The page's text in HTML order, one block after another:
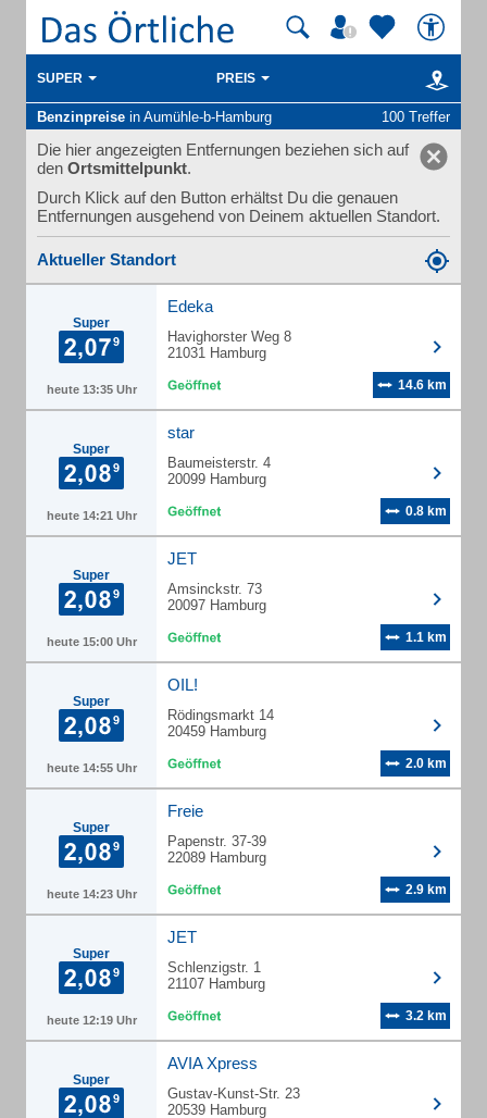
SUPER PREIS
Benzinpreise in Aumühle-b-Hamburg 100 Treffer
Die hier angezeigten Entfernungen beziehen sich auf
den Ortsmittelpunkt.
Durch Klick auf den Button erhältst Du die genauen
Entfernungen ausgehend von Deinem aktuellen Standort.
Aktueller Standort
Super
heute 13:35 Uhr
Edeka
Havighorster Weg 8
21031 Hamburg
14.6 km
Super
heute 14:21 Uhr
star
Baumeisterstr. 4
20099 Hamburg
0.8 km
Super
heute 15:00 Uhr
JET
Amsinckstr. 73
20097 Hamburg
1.1 km
Super
heute 14:55 Uhr
OIL!
Rödingsmarkt 14
20459 Hamburg
2.0 km
Super
heute 14:23 Uhr
Freie
Papenstr. 37-39
22089 Hamburg
2.9 km
Super
heute 12:19 Uhr
JET
Schlenzigstr. 1
21107 Hamburg
3.2 km
Super
AVIA Xpress
Gustav-Kunst-Str. 23
20539 Hamburg